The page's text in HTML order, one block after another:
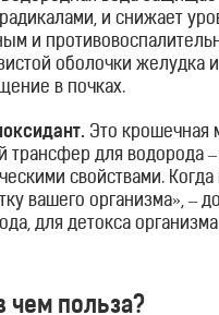
и снижает
и
оболочки желудка
в почках.
Это крошечная
для водорода –
свойствами.
вашего организма», –
для детокса
чем польза?